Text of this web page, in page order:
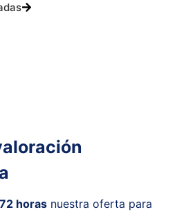
horas nuestra oferta para